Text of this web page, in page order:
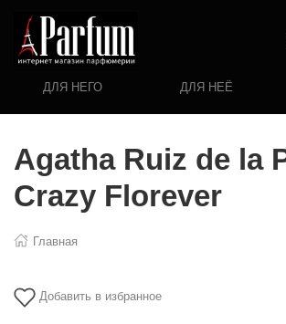
ДЛЯ НЕГО ДЛЯ НЕЁ
Agatha Ruiz de la
Crazy Florever
Главная
Добавить в избранное